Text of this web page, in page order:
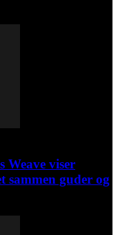
Weave viser
sammen guder og